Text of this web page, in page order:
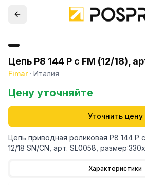
Цепь P8 144 P c FM (12/18),
Fimar· Италия
Цену уточняйте
Уточнить цену
Цепь приводная роликовая P8 144 P
12/18 SN/CN, арт. SL0058,
Характеристики